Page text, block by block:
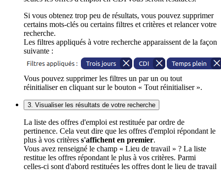
Si vous obtenez trop peu de résultats, vous pouvez supprimer
certains mots-clés ou certains filtres et critères et relancer votre
recherche.
Les filtres appliqués à votre recherche apparaissent de la façon
suivante :
Vous pouvez supprimer les filtres un par un ou tout
réinitialiser en cliquant sur le bouton « Tout réinitialiser ».
3. Visualiser les résultats de votre recherche
La liste des offres d'emploi est restituée par ordre de
pertinence. Cela veut dire que les offres d'emploi répondant le
plus à vos critères s'affichent en premier.
Vous avez renseigné le champ « Lieu de travail » ? La liste
restitue les offres répondant le plus à vos critères. Parmi
celles-ci sont d'abord restituées les offres dont le lieu de travail